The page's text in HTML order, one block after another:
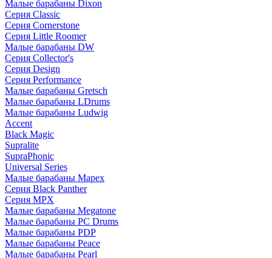
Малые барабаны Dixon
Серия Classic
Серия Cornerstone
Серия Little Roomer
Малые барабаны DW
Серия Collector's
Серия Design
Серия Performance
Малые барабаны Gretsch
Малые барабаны LDrums
Малые барабаны Ludwig
Accent
Black Magic
Supralite
SupraPhonic
Universal Series
Малые барабаны Mapex
Серия Black Panther
Серия MPX
Малые барабаны Megatone
Малые барабаны PC Drums
Малые барабаны PDP
Малые барабаны Peace
Малые барабаны Pearl